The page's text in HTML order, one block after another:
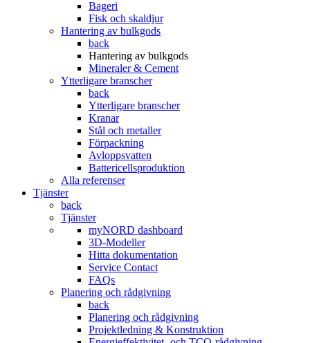
Bageri
Fisk och skaldjur
Hantering av bulkgods
back
Hantering av bulkgods
Mineraler & Cement
Ytterligare branscher
back
Ytterligare branscher
Kranar
Stål och metaller
Förpackning
Avloppsvatten
Battericellsproduktion
Alla referenser
Tjänster
back
Tjänster
myNORD dashboard
3D-Modeller
Hitta dokumentation
Service Contact
FAQs
Planering och rådgivning
back
Planering och rådgivning
Projektledning & Konstruktion